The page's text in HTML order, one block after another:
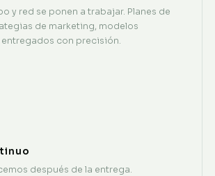
y red se ponen a trabajar. Planes de
de marketing, modelos
con precisión.
después de la entrega.